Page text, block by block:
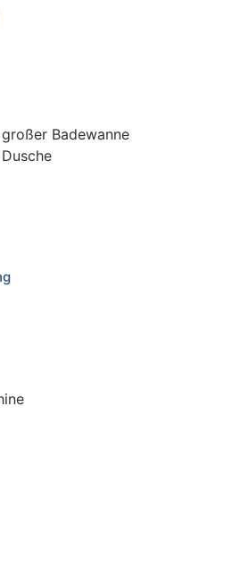
Badewanne